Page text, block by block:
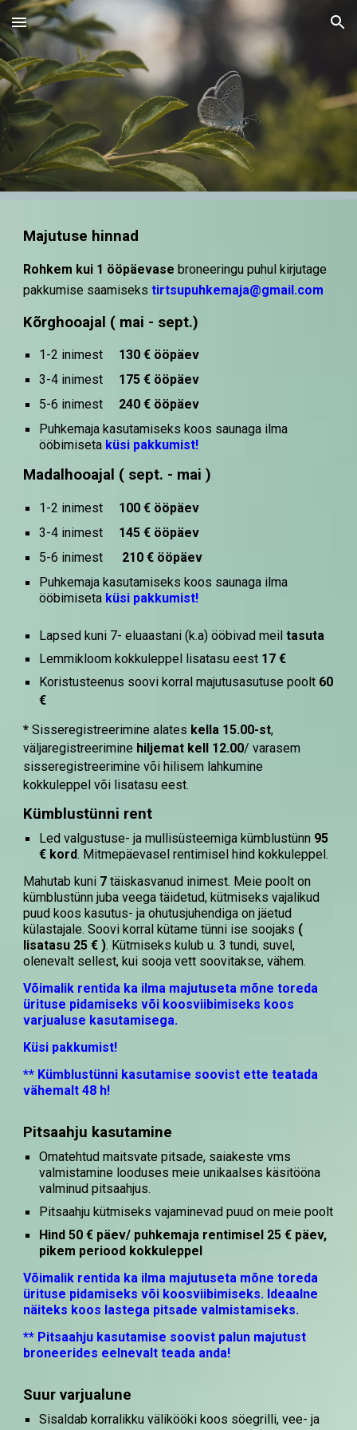
Skip to main content Skip to navigation
Majutuse hinnad
Rohkem kui 1 ööpäevase broneeringu puhul kirjutage
pakkumise saamisekstirtsupuhkemaja@gmail.com
Kõrghooajal ( mai - sept.)
1-2 inimest 130 € ööpäev
3-4 inimest 1 75 € ööpäev
5-6 inimest 240 € ööpäev
Puhkemaja kasutamiseks koos saunaga ilma
ööbimiseta küsi pakkumist!
Madalhooajal ( sept. - mai )
1-2 inimest 100 € ööpäev
3-4 inimest 145 € ööpäev
5-6 inimest
210 € ööpäev
Puhkemaja kasutamiseks koos saunaga ilma
ööbimiseta küsi pakkumist!
Lapsed kuni 7- eluaastani (k.a) ööbivad meiltasuta
Lemmikloom kokkuleppel lisatasu eest 17€
Koristusteenus soovi korral majutusasutuse poolt 60
€
*Sisseregistreerimine alates kella 15.00-st,
väljaregistreerimine hiljemat kell 12.00/ varasem
sisseregistreerimine või hilisem lahkumine
kokkuleppel või lisatasu eest.
Kümblustünni rent
Led valgustuse- ja mullisüsteemiga kümblustünn 95
€ kord. Mitmepäevasel rentimisel hind kokkuleppel.
Mahutab kuni 7täiskasvanud inimest. Meie poolt on
kümblustünn juba veega täidetud, kütmiseks vajalikud
puud koos kasutus- ja ohutusjuhendiga on jäetud
külastajale. Soovi korral kütame tünni ise soojaks (
lisatasu 25 € ). Kütmiseks kulub u. 3 tundi, suvel,
olenevalt sellest, kui sooja vett soovitakse, vähem.
Võimalik rentida ka ilma majutuseta mõne toreda
ürituse pidamiseks või koosviibimiseks koos
varjualuse kasutamisega.
Küsi pakkumist!
** Kümblustünni kasutamise soovist ette teatada
vähemalt 48 h!
Pitsaahju kasutamine
Omatehtud maitsvate pitsade, saiakeste vms
valmistamine looduses meie unikaalses käsitööna
valminud pitsaahjus.
Pitsaahju kütmiseks vajaminevad puud on meie poolt
Hind 50 € päev/ puhkemaja rentimisel 25 € päev,
pikem periood kokkuleppel
Võimalik rentida ka ilma majutuseta mõne toreda
ürituse pidamiseksvõi koosviibimiseks. Ideaalne
näiteks koos lastega pitsade valmistamiseks.
** Pitsaahju kasutamise soovist palun majutust
broneerides eelnevalt teada anda!
Suur varjualune
Sisaldab korralikku välikööki koos söegrilli, vee- ja